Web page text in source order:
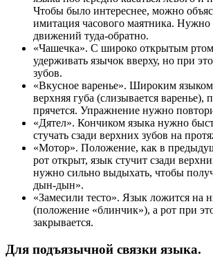
Чтобы было интереснее, можно
имитация часового маятника. Нужно
движений туда-обратно.
«Чашечка». С широко открытым
удерживать язычок вверху, но при
зубов.
«Вкусное варенье». Широким языком
верхняя губа (слизывается варенье),
прячется. Упражнение нужно
«Дятел». Кончиком языка нужно
стучать сзади верхних зубов на
«Мотор». Положение, как в
рот открыт, язык стучит сзади
нужно сильно выдыхать, чтобы
дын-дын».
«Замесили тесто». Язык ложится на
(положение «блинчик»), а рот при
закрывается.
Для подъязычной связки языка.